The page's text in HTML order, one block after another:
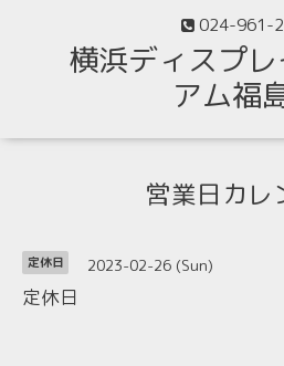
024-961-
横浜ディスプ
アム福
営業日カレ
定休日 2023-02-26 (Sun)
定休日